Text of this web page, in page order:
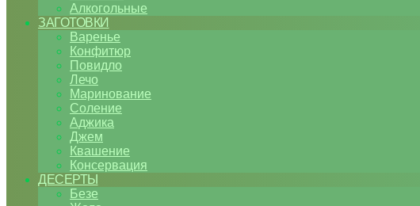
Алкогольные
ЗАГОТОВКИ
Варенье
Конфитюр
Повидло
Лечо
Маринование
Соление
Аджика
Джем
Квашение
Консервация
ДЕСЕРТЫ
Безе